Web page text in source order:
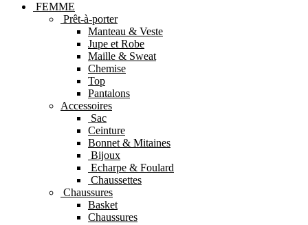
FEMME
Prêt-à-porter
Manteau & Veste
Jupe et Robe
Maille & Sweat
Chemise
Top
Pantalons
Accessoires
Sac
Ceinture
Bonnet & Mitaines
Bijoux
Echarpe & Foulard
Chaussettes
Chaussures
Basket
Chaussures